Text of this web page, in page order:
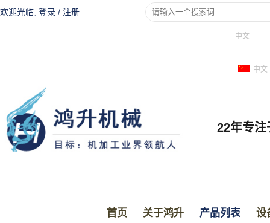
欢迎光临, 登录 / 注册
中文
中文
22年专注
首页 关于鸿升 产品列表 设